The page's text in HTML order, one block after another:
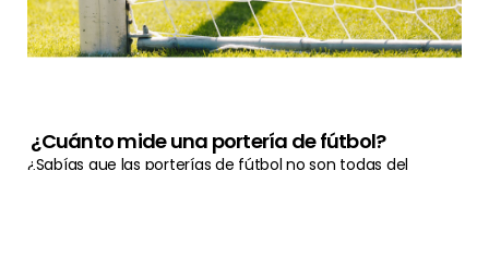
¿Cuánto mide una portería de fútbol?
¿Sabías que las porterías de fútbol no son todas del